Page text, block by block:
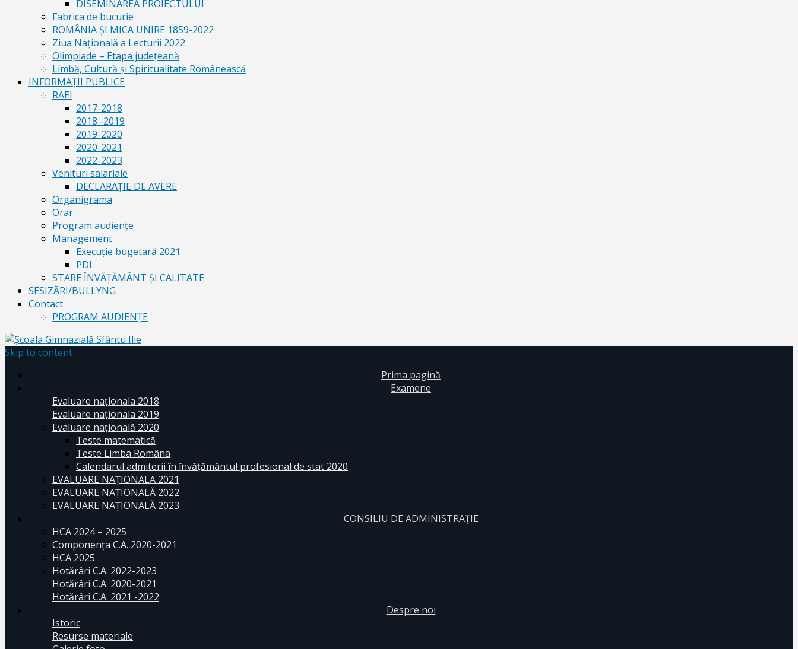
DISEMINAREA PROIECTULUI
Fabrica de bucurie
ROMÂNIA ŞI MICA UNIRE 1859-2022
Ziua Naţională a Lecturii 2022
Olimpiade – Etapa judeţeană
Limbă, Cultură și Spiritualitate Românească
INFORMAŢII PUBLICE
RAEI
2017-2018
2018 -2019
2019-2020
2020-2021
2022-2023
Venituri salariale
DECLARAŢIE DE AVERE
Organigrama
Orar
Program audiențe
Management
Execuţie bugetară 2021
PDI
STARE ÎNVĂȚĂMÂNT ȘI CALITATE
SESIZĂRI/BULLYNG
Contact
PROGRAM AUDIENŢE
Skip to content
Prima pagină
Examene
Evaluare naționala 2018
Evaluare naționala 2019
Evaluare națională 2020
Teste matematică
Teste Limba Româna
Calendarul admiterii în învăţământul profesional de stat 2020
EVALUARE NAȚIONALA 2021
EVALUARE NAŢIONALĂ 2022
EVALUARE NAŢIONALĂ 2023
CONSILIU DE ADMINISTRAȚIE
HCA 2024 – 2025
Componența C.A. 2020-2021
HCA 2025
Hotărâri C.A. 2022-2023
Hotărâri C.A. 2020-2021
Hotărâri C.A. 2021 -2022
Despre noi
Istoric
Resurse materiale